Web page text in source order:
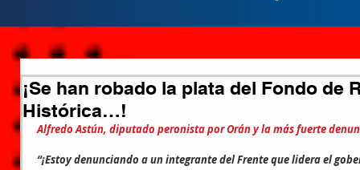
¡Se han robado la plata del Fondo de
Histórica…!
Alfredo Astún, diputado peronista por Orán y la más fuerte
“¡Estoy denunciando a un integrante del Frente que lidera el